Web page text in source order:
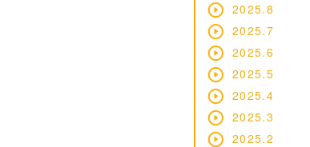
2025.8
2025.7
2025.6
2025.5
2025.4
2025.3
2025.2